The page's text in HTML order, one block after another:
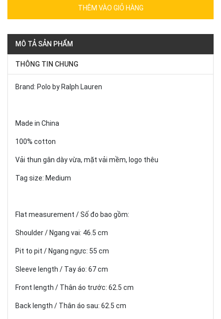
THÊM VÀO GIỎ HÀNG
MÔ TẢ SẢN PHẨM
THÔNG TIN CHUNG
Brand: Polo by Ralph Lauren
Made in China
100% cotton
Vải thun gân dày vừa, mặt vải mềm, logo thêu
Tag size: Medium
Flat measurement / Số đo bao gồm:
Shoulder / Ngang vai: 46.5 cm
Pit to pit / Ngang ngực: 55 cm
Sleeve length / Tay áo: 67 cm
Front length / Thân áo trước: 62.5 cm
Back length / Thân áo sau: 62.5 cm